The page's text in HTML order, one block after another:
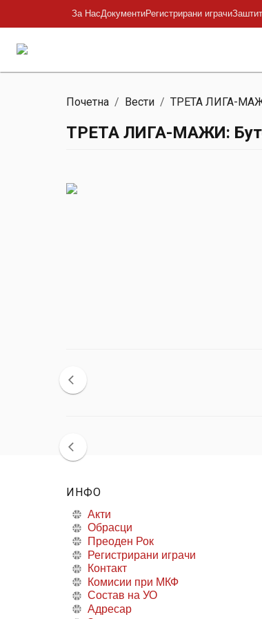
За НасДокументиРегистрирани играчи
Почетна / Вести / ТРЕТА ЛИГА-
ТРЕТА ЛИГА-МАЖИ:
ИНФО
Акти
Обрасци
Преоден Рок
Регистрирани играчи
Контакт
Комисии при МКФ
Состав на УО
Адресар